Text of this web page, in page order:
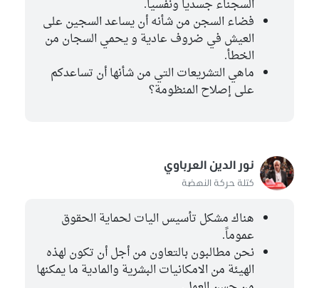
السجناء جسدياً ونفسياً.
فضاء السجن من شأنه أن يساعد السجين على
العيش في ضروف عادية و يحمي السجان من
الخطأ.
ماهي التشريعات التي من شأنها أن تساعدكم
على إصلاح المنظومة؟
نور الدين العرباوي
كتلة حركة النهضة
هناك مشكل تأسيس اليات لحماية الحقوق
عموماً.
نحن مطالبون بالتعاون من أجل أن تكون لهذه
الهيئة من الامكانيات البشرية والمادية ما يمكنها